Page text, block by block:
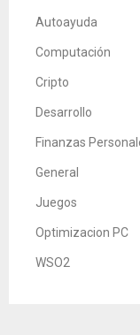
Autoayuda
Computación
Cripto
Desarrollo
Finanzas
General
Juegos
Optimizacion PC
WSO2